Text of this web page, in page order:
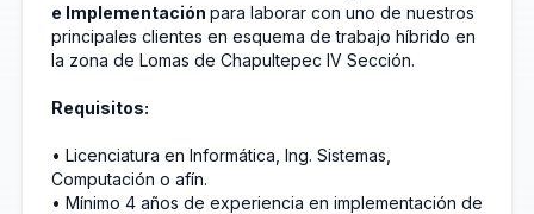
e Implementación para laborar con uno de nuestros
principales clientes en esquema de trabajo híbrido en
la zona de Lomas de Chapultepec IV Sección.
Requisitos:
• Licenciatura en Informática, Ing. Sistemas,
Computación o afín.
• Mínimo 4 años de experiencia en implementación de